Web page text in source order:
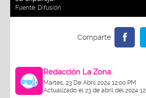
Fuente: Difusión
Redacción La Zona
Martes, 23 De Abril 2024 12:00 PM
Actualizado el 23 de abril del 2024